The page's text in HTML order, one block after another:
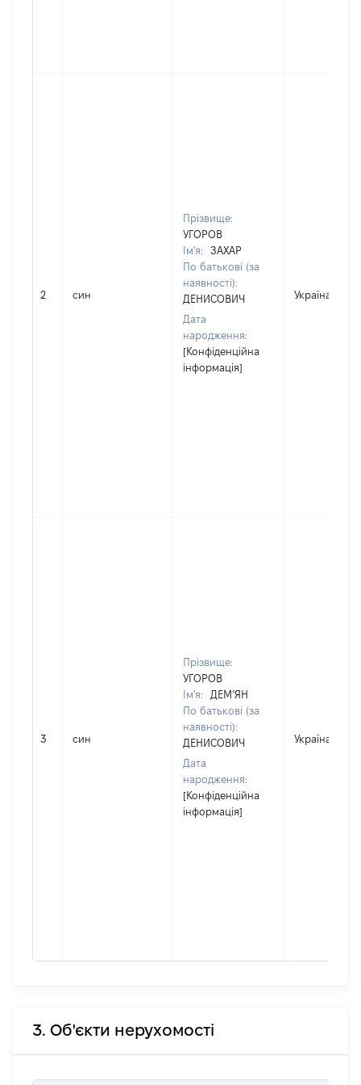
2 син
Прізвище:
УГОРОВ
Ім'я:
ЗАХАР
По батькові (за
наявності):
ДЕНИСОВИЧ
Дата
народження:
[Конфіденційна
інформація]
Україна
3 син
Прізвище:
УГОРОВ
Ім'я:
ДЕМ’ЯН
По батькові (за
наявності):
ДЕНИСОВИЧ
Дата
народження:
[Конфіденційна
інформація]
Україна
3. Об'єкти нерухомості